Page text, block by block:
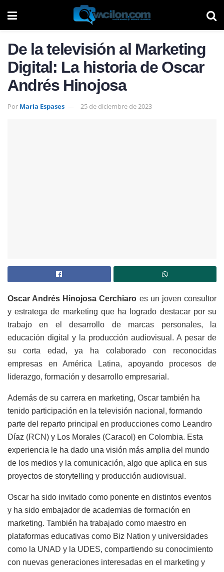
De la televisión al Marketing
Digital: La historia de Oscar
Andrés Hinojosa
Por Maria Espases 25 de diciembre de 2023
Oscar Andrés Hinojosa Cerchiaro es un joven consultor
y estratega de marketing que ha logrado destacar por su
trabajo en el desarrollo de marcas personales, la
educación digital y la producción audiovisual. A pesar de
su corta edad, ya ha colaborado con reconocidas
empresas en América Latina, apoyando procesos de
liderazgo, formación y desarrollo empresarial.
Además de su carrera en marketing, Oscar también ha
tenido participación en la televisión nacional, formando
parte del reparto principal en producciones como Leandro
Díaz (RCN) y Los Morales (Caracol) en Colombia. Esta
experiencia le ha dado una visión más amplia del mundo
de los medios y la comunicación, algo que aplica en sus
proyectos de storytelling y producción audiovisual.
Oscar ha sido invitado como ponente en distintos eventos
y ha sido embajador de academias de formación en
marketing. También ha trabajado como maestro en
plataformas educativas como Biz Nation y universidades
como la UNAD y la UDES, compartiendo su conocimiento
con nuevas generaciones interesadas en el marketing y